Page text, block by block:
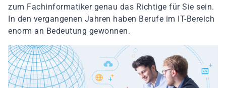
zum Fachinformatiker genau das Richtige für Sie sein.
In den vergangenen Jahren haben Berufe im IT-Bereich
enorm an Bedeutung gewonnen.